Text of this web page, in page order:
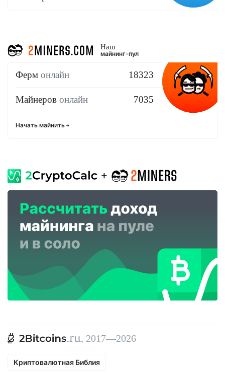
Наш
майнинг-пул
Ферм онлайн 18323
Майнеров онлайн 7035
Начать майнить
, 2017—2026
Криптовалютная Библия